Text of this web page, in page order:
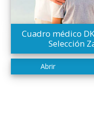
Cuadro médico
Selección